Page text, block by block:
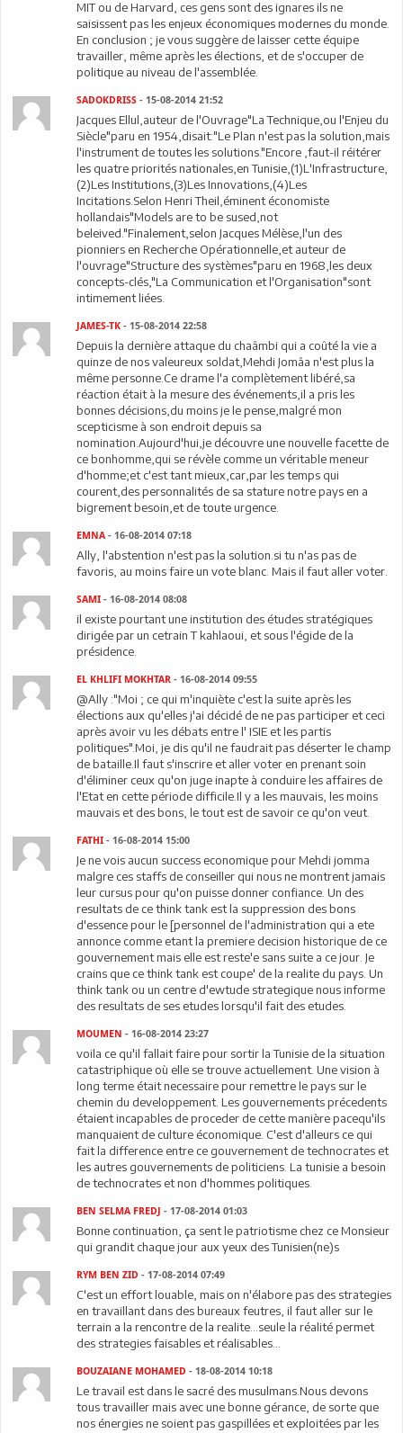
MIT ou de Harvard, ces gens sont des ignares ils ne
saisissent pas les enjeux économiques modernes du monde.
En conclusion ; je vous suggère de laisser cette équipe
travailler, même après les élections, et de s'occuper de
politique au niveau de l'assemblée.
SADOKDRISS - 15-08-2014 21:52
Jacques Ellul,auteur de l'Ouvrage"La Technique,ou l'Enjeu du
Siècle"paru en 1954,disait:"Le Plan n'est pas la solution,mais
l'instrument de toutes les solutions."Encore ,faut-il réitérer
les quatre priorités nationales,en Tunisie,(1)L'Infrastructure,
(2)Les Institutions,(3)Les Innovations,(4)Les
Incitations.Selon Henri Theil,éminent économiste
hollandais"Models are to be sused,not
beleived."Finalement,selon Jacques Mélèse,l'un des
pionniers en Recherche Opérationnelle,et auteur de
l'ouvrage"Structure des systèmes"paru en 1968,les deux
concepts-clés,"La Communication et l'Organisation"sont
intimement liées.
JAMES-TK - 15-08-2014 22:58
Depuis la dernière attaque du chaâmbi qui a coûté la vie a
quinze de nos valeureux soldat,Mehdi Jomâa n'est plus la
même personne.Ce drame l'a complètement libéré,sa
réaction était à la mesure des événements,il a pris les
bonnes décisions,du moins je le pense,malgré mon
scepticisme à son endroit depuis sa
nomination.Aujourd'hui,je découvre une nouvelle facette de
ce bonhomme,qui se révèle comme un véritable meneur
d'homme;et c'est tant mieux,car,par les temps qui
courent,des personnalités de sa stature notre pays en a
bigrement besoin,et de toute urgence.
EMNA - 16-08-2014 07:18
Ally, l'abstention n'est pas la solution.si tu n'as pas de
favoris, au moins faire un vote blanc. Mais il faut aller voter.
SAMI - 16-08-2014 08:08
il existe pourtant une institution des études stratégiques
dirigée par un cetrain T kahlaoui, et sous l'égide de la
présidence.
EL KHLIFI MOKHTAR - 16-08-2014 09:55
@Ally :"Moi ; ce qui m'inquiète c'est la suite après les
élections aux qu'elles j'ai décidé de ne pas participer et ceci
après avoir vu les débats entre l' ISIE et les partis
politiques".Moi, je dis qu'il ne faudrait pas déserter le champ
de bataille.Il faut s'inscrire et aller voter en prenant soin
d'éliminer ceux qu'on juge inapte à conduire les affaires de
l'Etat en cette période difficile.Il y a les mauvais, les moins
mauvais et des bons, le tout est de savoir ce qu'on veut.
FATHI - 16-08-2014 15:00
Je ne vois aucun success economique pour Mehdi jomma
malgre ces staffs de conseiller qui nous ne montrent jamais
leur cursus pour qu'on puisse donner confiance. Un des
resultats de ce think tank est la suppression des bons
d'essence pour le [personnel de l'administration qui a ete
annonce comme etant la premiere decision historique de ce
gouvernement mais elle est reste'e sans suite a ce jour. Je
crains que ce think tank est coupe' de la realite du pays. Un
think tank ou un centre d'ewtude strategique nous informe
des resultats de ses etudes lorsqu'il fait des etudes.
MOUMEN - 16-08-2014 23:27
voila ce qu'il fallait faire pour sortir la Tunisie de la situation
catastriphique où elle se trouve actuellement. Une vision à
long terme était necessaire pour remettre le pays sur le
chemin du developpement. Les gouvernements précedents
étaient incapables de proceder de cette manière pacequ'ils
manquaient de culture économique. C'est d'alleurs ce qui
fait la difference entre ce gouvernement de technocrates et
les autres gouvernements de politiciens. La tunisie a besoin
de technocrates et non d'hommes politiques.
BEN SELMA FREDJ - 17-08-2014 01:03
Bonne continuation, ça sent le patriotisme chez ce Monsieur
qui grandit chaque jour aux yeux des Tunisien(ne)s
RYM BEN ZID - 17-08-2014 07:49
C'est un effort louable, mais on n'élabore pas des strategies
en travaillant dans des bureaux feutres, il faut aller sur le
terrain a la rencontre de la realite...seule la réalité permet
des strategies faisables et réalisables...
BOUZAIANE MOHAMED - 18-08-2014 10:18
Le travail est dans le sacré des musulmans.Nous devons
tous travailler mais avec une bonne gérance, de sorte que
nos énergies ne soient pas gaspillées et exploitées par les